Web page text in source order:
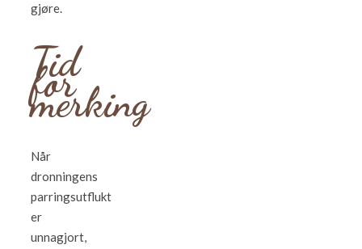
gjøre.
Tid
for
merking
Når
dronningens
parringsutflukt
er
unnagjort,